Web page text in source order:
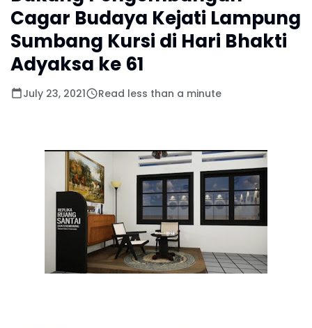
Cagar Budaya Kejati Lampung
Sumbang Kursi di Hari Bhakti
Adyaksa ke 61
July 23, 2021 Read less than a minute